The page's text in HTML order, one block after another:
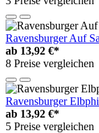
Ravensburger Auf
ab 13,92 €*
8 Preise vergleichen
Ravensburger
ab 13,92 €*
5 Preise vergleichen